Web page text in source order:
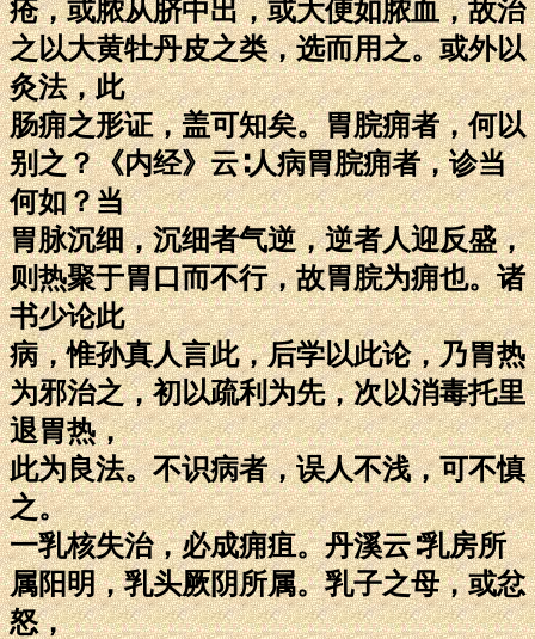
疮，或脓从脐中出，或大便如脓血，故治
之以大黄牡丹皮之类，选而用之。或外以
灸法，此
肠痈之形证，盖可知矣。胃脘痈者，何以
别之？《内经》云∶人病胃脘痈者，诊当
何如？当
胃脉沉细，沉细者气逆，逆者人迎反盛，
则热聚于胃口而不行，故胃脘为痈也。诸
书少论此
病，惟孙真人言此，后学以此论，乃胃热
为邪治之，初以疏利为先，次以消毒托里
退胃热，
此为良法。不识病者，误人不浅，可不慎
之。
一乳核失治，必成痈疽。丹溪云∶乳房所
属阳明，乳头厥阴所属。乳子之母，或忿
怒，